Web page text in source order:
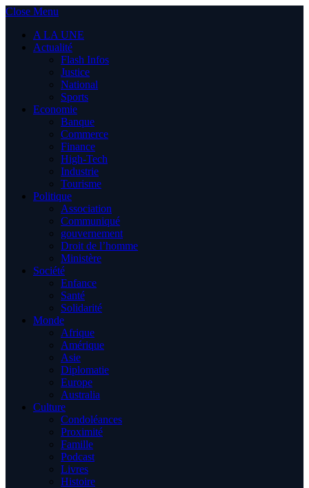
Close Menu
A LA UNE
Actualité
Flash Infos
Justice
National
Sports
Economie
Banque
Commerce
Finance
High-Tech
Industrie
Tourisme
Politique
Association
Communiqué
gouvernement
Droit de l’homme
Ministère
Société
Enfance
Santé
Solidarité
Monde
Afrique
Amérique
Asie
Diplomatie
Europe
Australia
Culture
Condoléances
Proximité
Famille
Podcast
Livres
Histoire